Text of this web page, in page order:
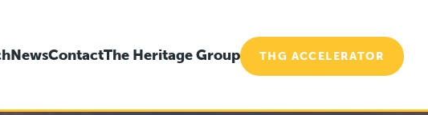
NewsContactThe Heritage Group THG ACCELERATOR